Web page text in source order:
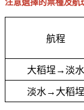
注意選擇的票種及航
航程
大稻埕→淡水
淡水→大稻埕